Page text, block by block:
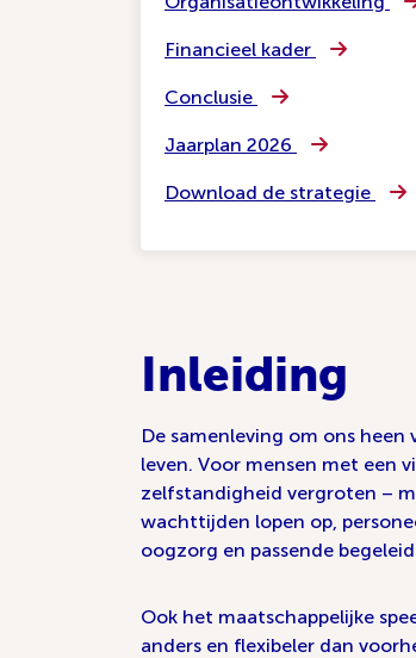
Financieel kader
Conclusie
Jaarplan 2026
Download de strategie
Inleiding
De samenleving om ons
leven. Voor mensen met een
zelfstandigheid vergroten –
wachttijden lopen op,
oogzorg en passende
Ook het maatschappelijke
anders en flexibeler dan